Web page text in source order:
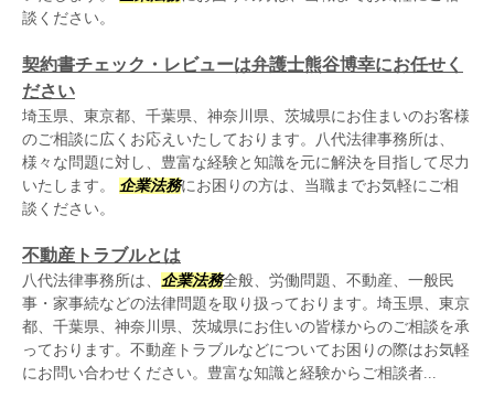
談ください。
契約書チェック・レビューは弁護士熊谷博幸にお任せく
ださい
埼玉県、東京都、千葉県、神奈川県、茨城県にお住まいのお客様
のご相談に広くお応えいたしております。八代法律事務所は、
様々な問題に対し、豊富な経験と知識を元に解決を目指して尽力
いたします。 企業法務にお困りの方は、当職までお気軽にご相
談ください。
不動産トラブルとは
八代法律事務所は、 企業法務全般、労働問題、不動産、一般民
事・家事続などの法律問題を取り扱っております。埼玉県、東京
都、千葉県、神奈川県、茨城県にお住いの皆様からのご相談を承
っております。不動産トラブルなどについてお困りの際はお気軽
にお問い合わせください。豊富な知識と経験からご相談者...